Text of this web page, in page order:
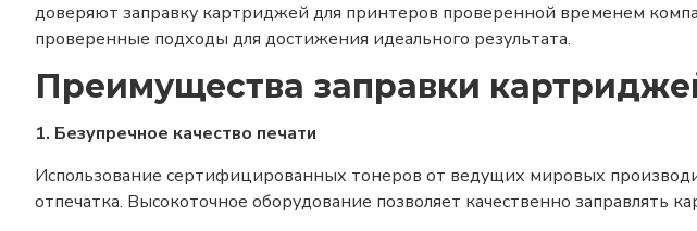
доверяют заправку картриджей для принтеров проверенной временем
проверенные подходы для достижения идеального результата.
Преимущества заправки
1. Безупречное качество печати
Использование сертифицированных тонеров от ведущих мировых
отпечатка. Высокоточное оборудование позволяет качественно заправлять